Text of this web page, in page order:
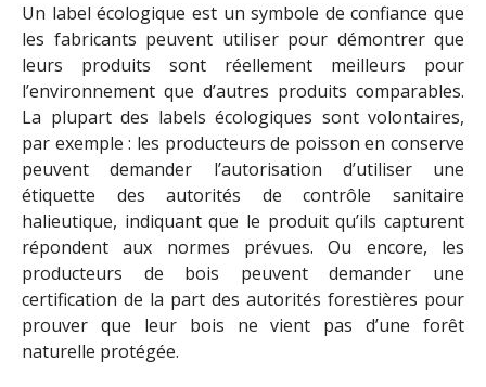
Un label écologique est un symbole de confiance que
les fabricants peuvent utiliser pour démontrer que
leurs produits sont réellement meilleurs pour
l’environnement que d’autres produits comparables.
La plupart des labels écologiques sont volontaires,
par exemple : les producteurs de poisson en conserve
peuvent demander l’autorisation d’utiliser une
étiquette des autorités de contrôle sanitaire
halieutique, indiquant que le produit qu’ils capturent
répondent aux normes prévues. Ou encore, les
producteurs de bois peuvent demander une
certification de la part des autorités forestières pour
prouver que leur bois ne vient pas d’une forêt
naturelle protégée.